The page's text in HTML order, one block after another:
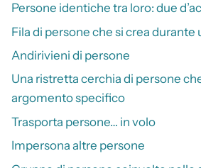
Persone identiche tra loro: due
Fila di persone che si crea durante
Andirivieni di persone
Una ristretta cerchia di persone
argomento specifico
Trasporta persone… in volo
Impersona altre persone